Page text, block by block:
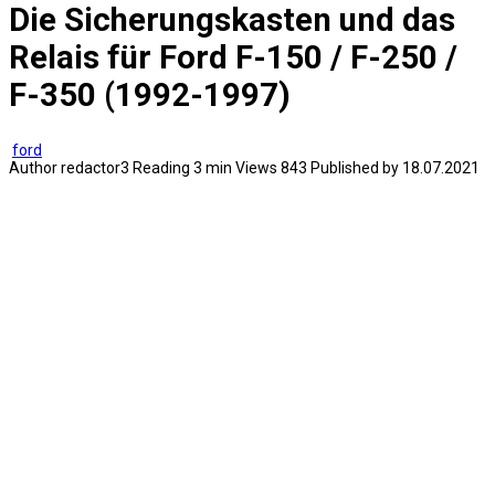
Die Sicherungskasten und das
Relais für Ford F-150 / F-250 /
F-350 (1992-1997)
ford
Authorredactor3 Reading 3 min Views 843 Published by 18.07.2021